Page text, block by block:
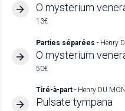
O mysterium
13€
Parties séparées - Henry
O mysterium
50€
Tiré-à-part - Henry DU
Pulsate tympana